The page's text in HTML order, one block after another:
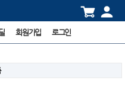
회원가입 로그인